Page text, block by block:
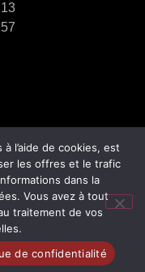
2022
l’aide de cookies, est
les offres et le trafic
dans la
Vous avez à tout
traitement de vos
de confidentialité